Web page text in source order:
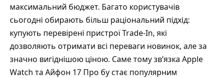
максимальний бюджет. Багато користувачів
сьогодні обирають більш раціональний підхід:
купують перевірені пристрої Trade-In, які
дозволяють отримати всі переваги новинок, але за
значно вигіднішою ціною. Саме тому зв’язка Apple
Watch та Айфон 17 Про бустає популярним